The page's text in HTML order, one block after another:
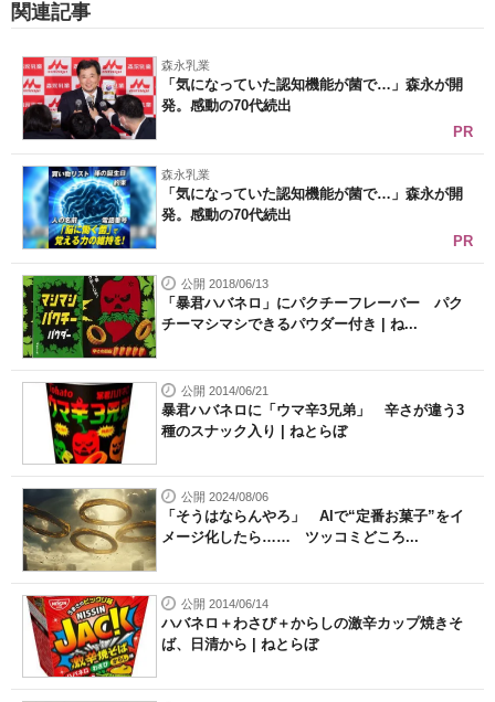
関連記事
森永乳業
「気になっていた認知機能が菌で…」森永が開
発。感動の70代続出
PR
森永乳業
「気になっていた認知機能が菌で…」森永が開
発。感動の70代続出
PR
公開 2018/06/13
「暴君ハバネロ」にパクチーフレーバー パク
チーマシマシできるパウダー付き | ね...
公開 2014/06/21
暴君ハバネロに「ウマ辛3兄弟」 辛さが違う3
種のスナック入り | ねとらぼ
公開 2024/08/06
「そうはならんやろ」 AIで“定番お菓子”をイ
メージ化したら…… ツッコミどころ...
公開 2014/06/14
ハバネロ＋わさび＋からしの激辛カップ焼きそ
ば、日清から | ねとらぼ